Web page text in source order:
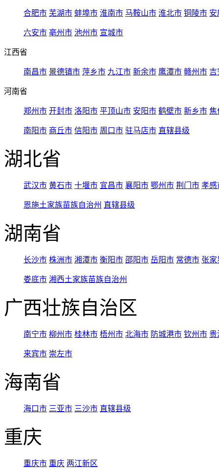
合肥市 芜湖市 蚌埠市 淮南市 马鞍山市 淮北市 铜陵市 安
六安市 亳州市 池州市 宣城市
江西省
南昌市 景德镇市 萍乡市 九江市 新余市 鹰潭市 赣州市 吉
河南省
郑州市 开封市 洛阳市 平顶山市 安阳市 鹤壁市 新乡市 焦
南阳市 商丘市 信阳市 周口市 驻马店市 直辖县级
湖北省
武汉市 黄石市 十堰市 宜昌市 襄阳市 鄂州市 荆门市 孝感
恩施土家族苗族自治州 直辖县级
湖南省
长沙市 株洲市 湘潭市 衡阳市 邵阳市 岳阳市 常德市 张家
娄底市 湘西土家族苗族自治州
广西壮族自治区
南宁市 柳州市 桂林市 梧州市 北海市 防城港市 钦州市 贵
来宾市 崇左市
海南省
海口市 三亚市 三沙市 直辖县级
重庆
重庆市 重庆 两江新区